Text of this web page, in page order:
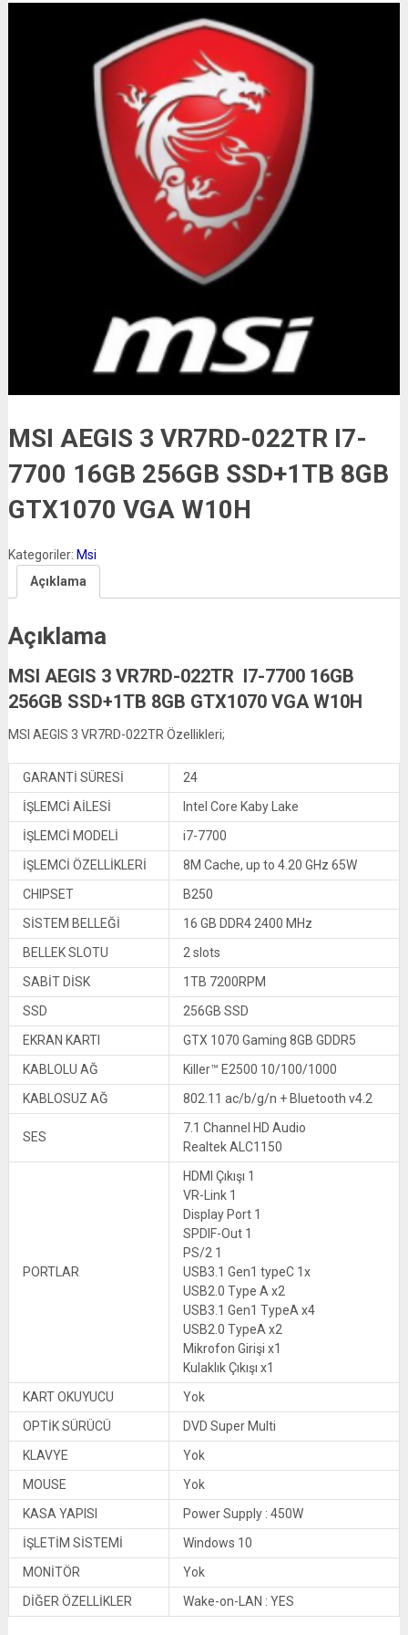
MSI AEGIS 3 VR7RD-022TR I7-
7700 16GB 256GB SSD+1TB 8GB
GTX1070 VGA W10H
Kategoriler: Msi
Açıklama
Açıklama
MSI AEGIS 3 VR7RD-022TR I7-7700 16GB
256GB SSD+1TB 8GB GTX1070 VGA W10H
MSI AEGIS 3 VR7RD-022TR Özellikleri;
GARANTİ SÜRESİ
24
İŞLEMCİ AİLESİ
Intel Core Kaby Lake
İŞLEMCİ MODELİ
i7-7700
İŞLEMCİ ÖZELLİKLERİ
8M Cache, up to 4.20 GHz 65W
CHIPSET
B250
SİSTEM BELLEĞİ
16 GB DDR4 2400 MHz
BELLEK SLOTU
2 slots
SABİT DİSK
1TB 7200RPM
SSD
256GB SSD
EKRAN KARTI
GTX 1070 Gaming 8GB GDDR5
KABLOLU AĞ
Killer™ E2500 10/100/1000
KABLOSUZ AĞ
802.11 ac/b/g/n + Bluetooth v4.2
SES
7.1 Channel HD Audio
Realtek ALC1150
PORTLAR
HDMI Çıkışı 1
VR-Link 1
Display Port 1
SPDIF-Out 1
PS/2 1
USB3.1 Gen1 typeC 1x
USB2.0 Type A x2
USB3.1 Gen1 TypeA x4
USB2.0 TypeA x2
Mikrofon Girişi x1
Kulaklık Çıkışı x1
KART OKUYUCU
Yok
OPTİK SÜRÜCÜ
DVD Super Multi
KLAVYE
Yok
MOUSE
Yok
KASA YAPISI
Power Supply : 450W
İŞLETİM SİSTEMİ
Windows 10
MONİTÖR
Yok
DİĞER ÖZELLİKLER
Wake-on-LAN : YES